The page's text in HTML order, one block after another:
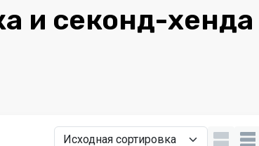
и секонд-хенда